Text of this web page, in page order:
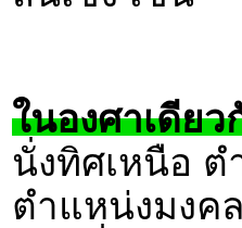
ในองศาเดียว
นั่งทิศเหนือ ต
ตำแหน่งมงค